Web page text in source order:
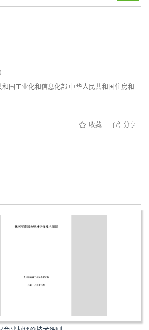
国工业化和信息化部 中华人民共和国住房和
收藏 分享